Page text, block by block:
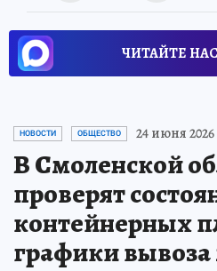
ЧИТАЙТЕ
НОВОСТИ ОБЩЕСТВО 24 июня 2026
В Смоленской
проверят
контейнерных
графики вывоза